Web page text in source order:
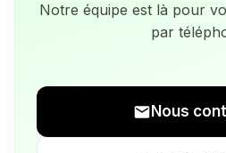
Notre équipe est là pour
par
Nous